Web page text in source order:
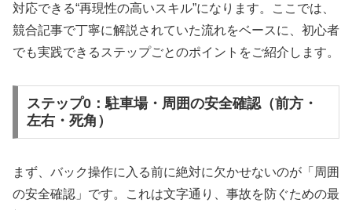
対応できる“再現性の高いスキル”になります。ここでは、
競合記事で丁寧に解説されていた流れをベースに、初心者
でも実践できるステップごとのポイントをご紹介します。
ステップ0：駐車場・周囲の安全確認（前方・
左右・死角）
まず、バック操作に入る前に絶対に欠かせないのが「周囲
の安全確認」です。これは文字通り、事故を防ぐための最